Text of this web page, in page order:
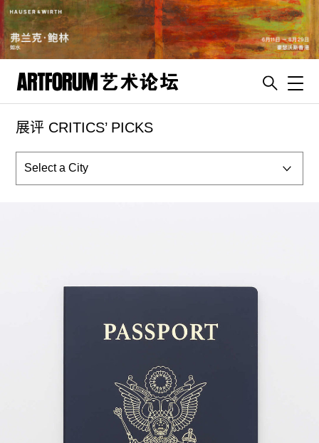
artguide
新闻
展评 CRITICS’ PICKS